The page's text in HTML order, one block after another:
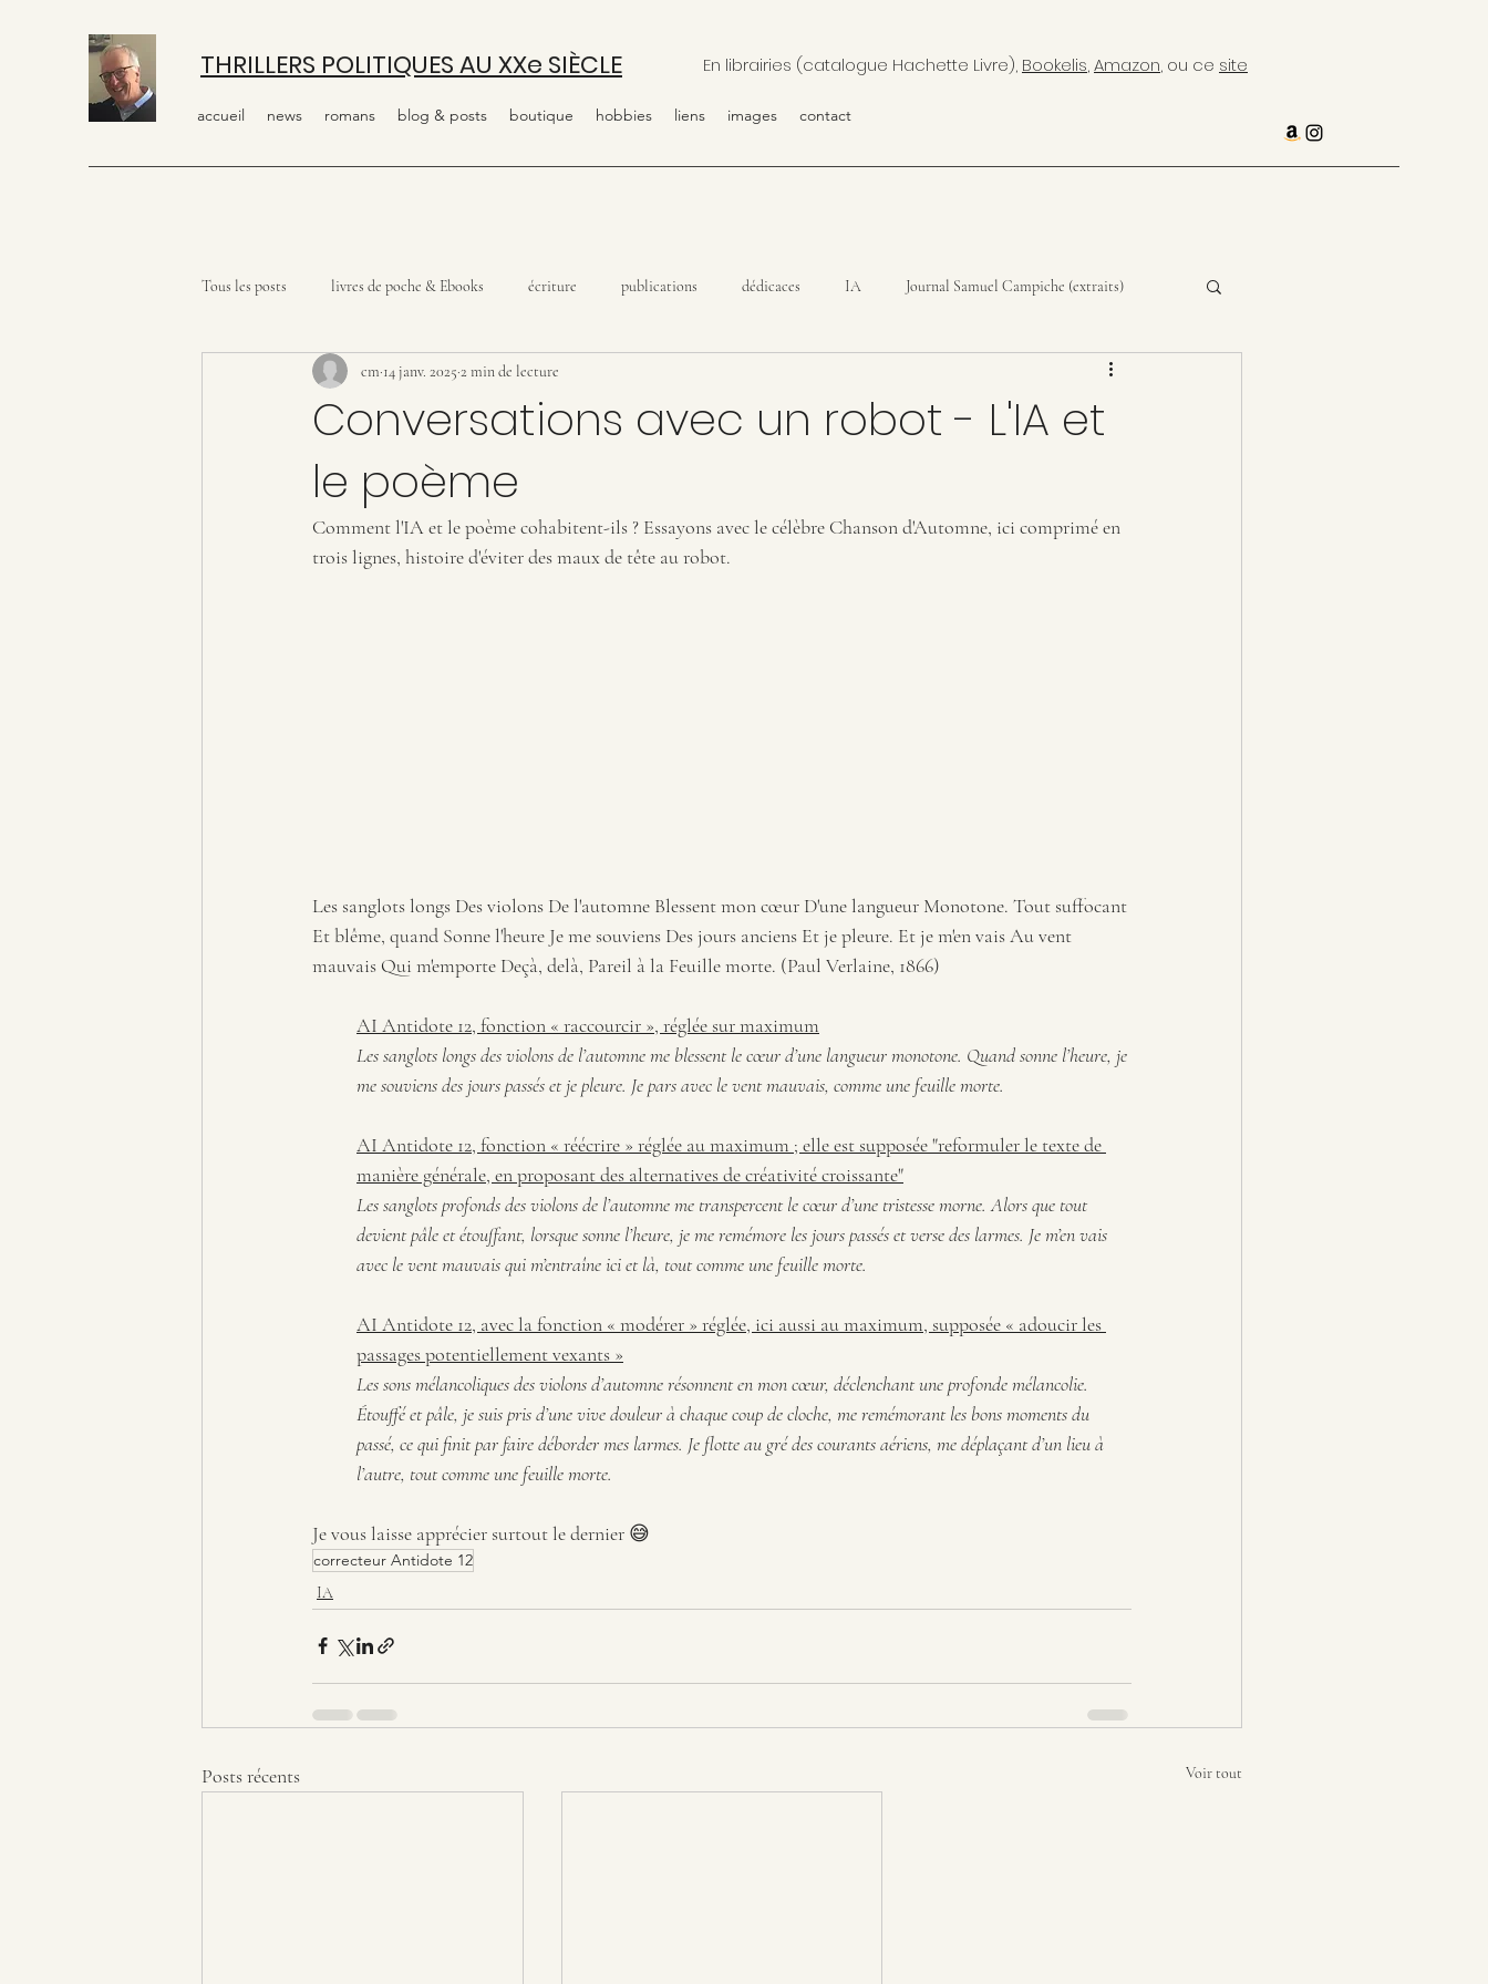
THRILLERS POLITIQUES AU XXe SIÈCLE En librairies (catalogue Hachette Livre), Bookelis,Amazon, ou ce site
accueil news romans blog & posts boutique hobbies liens images contact
Tous les posts livres de poche & Ebooks écriture publications dédicaces IA Journal Samuel Campiche (extraits)
Conversations avec un robot - L'IA et
le poème
cm 14 janv. 2025 2 min de lecture
Comment l'IA et le poème cohabitent-ils ? Essayons avec le célèbre Chanson d'Automne, ici comprimé en
trois lignes, histoire d'éviter des maux de tête au robot.
Les sanglots longs Des violons De l'automne Blessent mon cœur D'une langueur Monotone. Tout suffocant
Et blême, quand Sonne l'heure Je me souviens Des jours anciens Et je pleure. Et je m'en vais Au vent
mauvais Qui m'emporte Deçà, delà, Pareil à la Feuille morte. (Paul Verlaine, 1866)
AI Antidote 12, fonction « raccourcir », réglée sur maximum
Les sanglots longs des violons de l’automne me blessent le cœur d’une langueur monotone. Quand sonne l’heure, je
me souviens des jours passés et je pleure. Je pars avec le vent mauvais, comme une feuille morte.
AI Antidote 12, fonction « réécrire » réglée au maximum ; elle est supposée "reformuler le texte de
manière générale, en proposant des alternatives de créativité croissante"
Les sanglots profonds des violons de l’automne me transpercent le cœur d’une tristesse morne. Alors que tout
devient pâle et étouffant, lorsque sonne l’heure, je me remémore les jours passés et verse des larmes. Je m’en vais
avec le vent mauvais qui m’entraîne ici et là, tout comme une feuille morte.
AI Antidote 12, avec la fonction « modérer » réglée, ici aussi au maximum, supposée « adoucir les
passages potentiellement vexants »
Les sons mélancoliques des violons d’automne résonnent en mon cœur, déclenchant une profonde mélancolie.
Étouffé et pâle, je suis pris d’une vive douleur à chaque coup de cloche, me remémorant les bons moments du
passé, ce qui finit par faire déborder mes larmes. Je flotte au gré des courants aériens, me déplaçant d’un lieu à
l’autre, tout comme une feuille morte.
Je vous laisse apprécier surtout le dernier 😅
correcteur Antidote 12
IA
Posts récents Voir tout